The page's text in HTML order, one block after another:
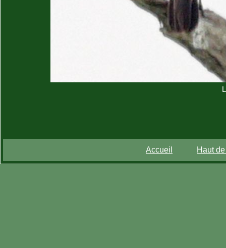
Accueil Haut